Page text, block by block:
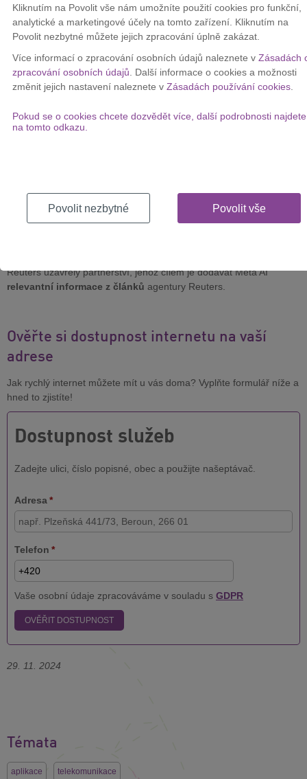
poskytnutí nesprávných odpovědí.
„Toto je další kapitola v budování návyků pro naši novou generaci
uživatelů,“vysvětlil na blogu Washington Post technologický ředitel
Vineet Khosla.
„Změněná zkušenost s vyhledáváním v celém odvětví vyžaduje,
abychom vyšli vstříc okamžiku a vyšli vstříc publiku tak, jak, kdy a
prostředím,“dodal Khosla.
The Washington Post testuje i několik dalších AI nástrojů, včetně
zvukových nahrávekzpravodajských článků generovaných AI a
Reuters uzavřely partnerství, jehož cílem je dodávat Meta AI
relevantní informace z článků agentury Reuters.
Ověřte si dostupnost internetu na vaší
adrese
Jak rychlý internet můžete mít u vás doma? Vyplňte formulář níže a
hned to zjistíte!
Dostupnost služeb
Zadejte ulici, číslo popisné, obec a použijte našeptávač.
Adresa *
Telefon *
Vaše osobní údaje zpracováváme v souladu s GDPR
OVĚŘIT DOSTUPNOST
29. 11. 2024
Témata
aplikace telekomunikace
Kliknutím na Povolit vše nám umožníte použití cookies pro funkční,
analytické a marketingové účely na tomto zařízení. Kliknutím na
Povolit nezbytné můžete jejich zpracování úplně zakázat.
Více informací o zpracování osobních údajů naleznete v Zásadách
zpracování osobních údajů . Další informace o cookies a možnosti
změnit jejich nastavení naleznete v Zásadách používání cookies.
Pokud se o cookies chcete dozvědět více, další podrobnosti najdete
na tomto odkazu.
Povolit nezbytné Povolit vše